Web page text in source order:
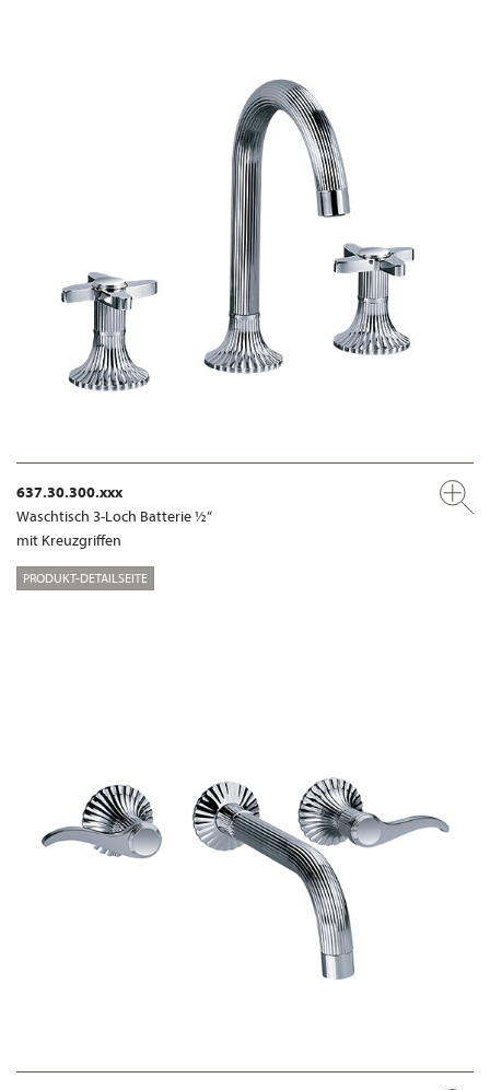
637.30.300.xxx
Waschtisch 3-Loch Batterie ½“
mit Kreuzgriffen
PRODUKT-DETAILSEITE